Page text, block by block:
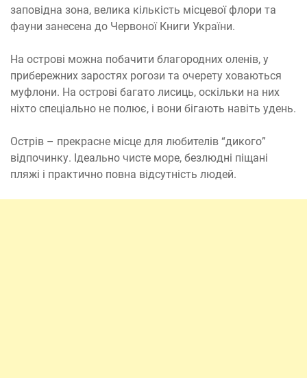
заповідна зона, велика кількість місцевої флори та
фауни занесена до Червоної Книги України.
На острові можна побачити благородних оленів, у
прибережних заростях рогози та очерету ховаються
муфлони. На острові багато лисиць, оскільки на них
ніхто спеціально не полює, і вони бігають навіть удень.
Острів – прекрасне місце для любителів “дикого”
відпочинку. Ідеально чисте море, безлюдні піщані
пляжі і практично повна відсутність людей.